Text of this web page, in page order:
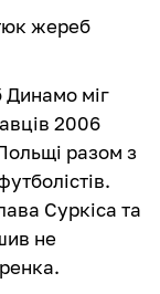
жереб
Динамо міг
2006
разом з
Суркіса та
не